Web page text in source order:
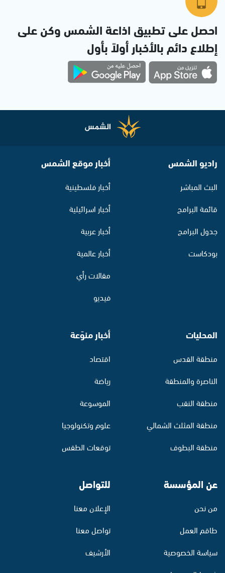
احصل على تطبيق اذاعة الشمس وكن على
إطلاع دائم بالأخبار أولاً بأول
راديو الشمس
البث المباشر
قائمة البرامج
جدول البرامج
بودكاست
أخبار موقع الشمس
أخبار فلسطينية
أخبار اسرائيلية
أخبار عربية
أخبار عالمية
مقالات رأي
فيديو
المحليات
منطقة القدس
الناصرة والمنطقة
منطقة النقب
منطقة المثلث الشمالي
منطقة البطوف
أخبار منوّعة
اقتصاد
رياضة
الموسوعة
علوم وتكنولوجيا
توقعات الطقس
عن المؤسسة
من نحن
طاقم العمل
سياسة الخصوصية
للتواصل
الإعلان معنا
تواصل معنا
الأرشيف